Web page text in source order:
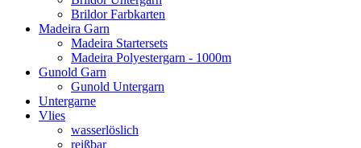
Brildor Farbkarten
Madeira Garn
Madeira Startersets
Madeira Polyestergarn - 1000m
Gunold Garn
Gunold Untergarn
Untergarne
Vlies
wasserlöslich
reißbar